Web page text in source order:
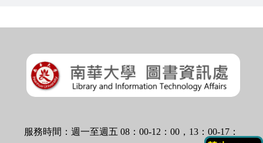
服務時間：週一至週五 08：00-12：00，13：00-17：